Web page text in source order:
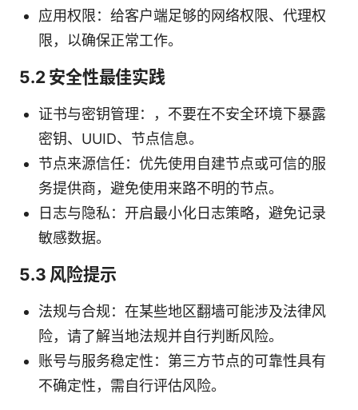
应用权限：给客户端足够的网络权限、代理权
限，以确保正常工作。
5.2 安全性最佳实践
证书与密钥管理：，不要在不安全环境下暴露
密钥、UUID、节点信息。
节点来源信任：优先使用自建节点或可信的服
务提供商，避免使用来路不明的节点。
日志与隐私：开启最小化日志策略，避免记录
敏感数据。
5.3 风险提示
法规与合规：在某些地区翻墙可能涉及法律风
险，请了解当地法规并自行判断风险。
账号与服务稳定性：第三方节点的可靠性具有
不确定性，需自行评估风险。